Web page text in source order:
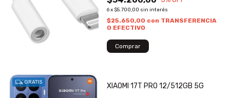
6x $5.700,00 sin interés
$25.650,00 con TRANSFERENCIA
O EFECTIVO
GRATIS XIAOMI 17T PRO 12/512GB 5G